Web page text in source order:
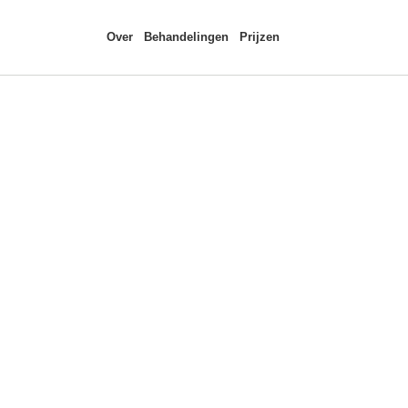
Over Behandelingen Prijzen